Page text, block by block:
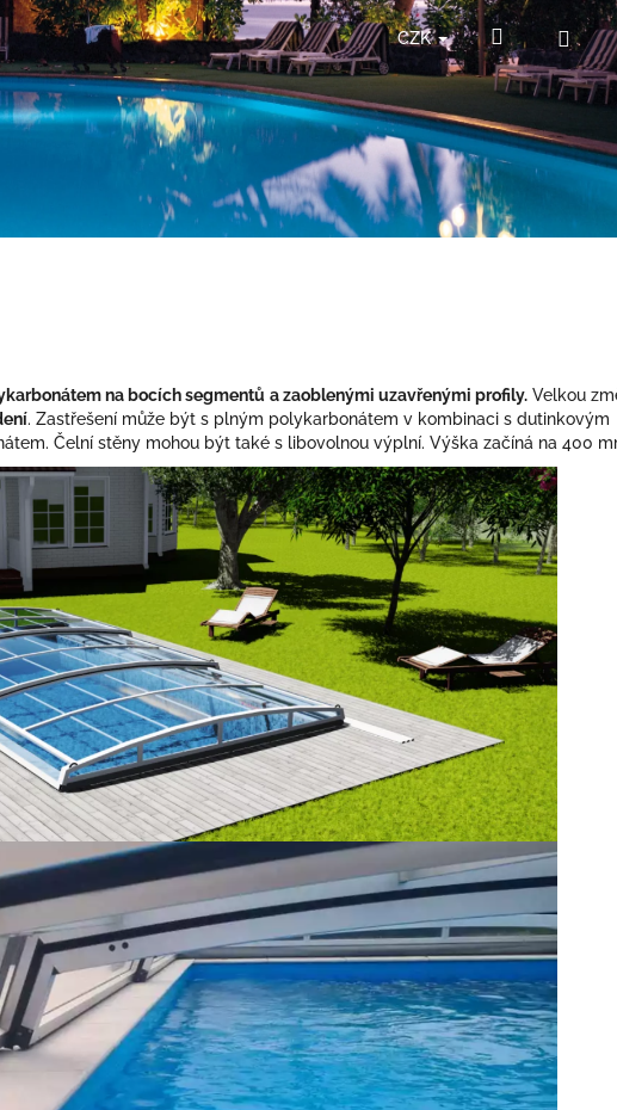
CZK Hledat
na bocích segmentů a zaoblenými uzavřenými profily. Velkou
. Zastřešení může být s plným polykarbonátem v kombinaci s dutinkovým
Čelní stěny mohou být také s libovolnou výplní. Výška začíná na 400